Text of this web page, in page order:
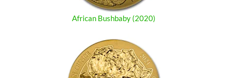
African Bushbaby (2020)